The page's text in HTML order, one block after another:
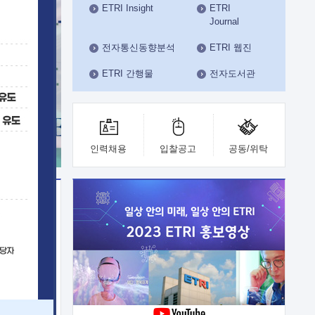
기획본부
사업화본부
행정본부
대외협력부
ETRI Insight
ETRI
Journal
전자통신동향분석 ETRI 웹진
ETRI 간행물 전자도서관
인력채용 입찰공고 공동/위탁
지원
험실